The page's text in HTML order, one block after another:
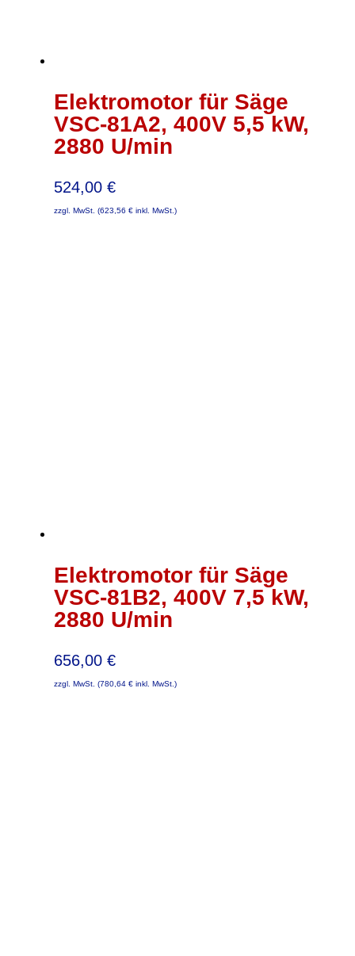
Elektromotor für Säge
VSC-81A2, 400V 5,5 kW,
2880 U/min
524,00 €
zzgl. MwSt. (623,56 € inkl. MwSt.)
Elektromotor für Säge
VSC-81B2, 400V 7,5 kW,
2880 U/min
656,00 €
zzgl. MwSt. (780,64 € inkl. MwSt.)